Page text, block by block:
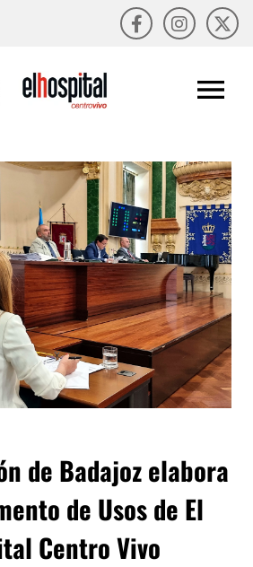
de Badajoz elabora
de Usos de El
Centro Vivo